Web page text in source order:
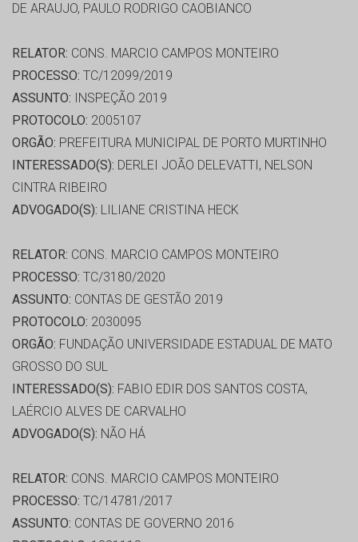
DE ARAUJO, PAULO RODRIGO CAOBIANCO
RELATOR: CONS. MARCIO CAMPOS MONTEIRO
PROCESSO: TC/12099/2019
ASSUNTO: INSPEÇÃO 2019
PROTOCOLO: 2005107
ORGÃO: PREFEITURA MUNICIPAL DE PORTO MURTINHO
INTERESSADO(S): DERLEI JOÃO DELEVATTI, NELSON
CINTRA RIBEIRO
ADVOGADO(S): LILIANE CRISTINA HECK
RELATOR: CONS. MARCIO CAMPOS MONTEIRO
PROCESSO: TC/3180/2020
ASSUNTO: CONTAS DE GESTÃO 2019
PROTOCOLO: 2030095
ORGÃO: FUNDAÇÃO UNIVERSIDADE ESTADUAL DE MATO
GROSSO DO SUL
INTERESSADO(S): FABIO EDIR DOS SANTOS COSTA,
LAÉRCIO ALVES DE CARVALHO
ADVOGADO(S): NÃO HÁ
RELATOR: CONS. MARCIO CAMPOS MONTEIRO
PROCESSO: TC/14781/2017
ASSUNTO: CONTAS DE GOVERNO 2016